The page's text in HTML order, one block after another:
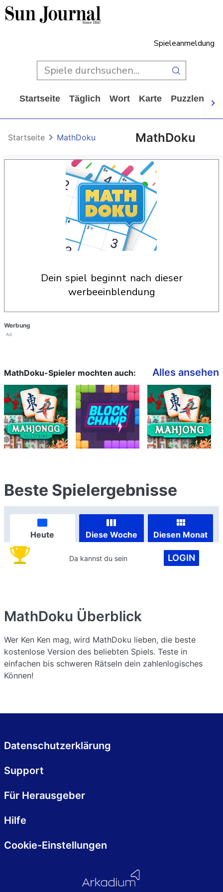
Spieleanmeldung
Startseite Täglich Wort Karte Puzzlen
MathDoku
Startseite MathDoku
dein spiel beginnt nach dieser
werbeeinblendung
Werbung
Ad
MathDoku-Spieler mochten auch: Alles ansehen
Beste Spielergebnisse
Heute Diese Woche Diesen Monat
Da kannst du sein LOGIN
MathDoku Überblick
Wer Ken Ken mag, wird MathDoku lieben, die beste
kostenlose Version des beliebten Spiels. Teste in
einfachen bis schweren Rätseln dein zahlenlogisches
Können!
Datenschutzerklärung
Support
Für Herausgeber
Hilfe
Cookie-Einstellungen